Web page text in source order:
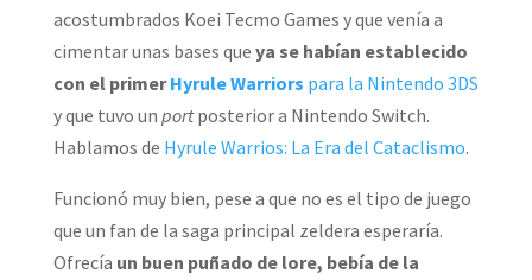
acostumbrados Koei Tecmo Games y que venía a
cimentar unas bases que ya se habían establecido
con el primerHyrule Warriors para la Nintendo 3DS
y que tuvo un portposterior a Nintendo Switch.
Hablamos de Hyrule Warrios: La Era del Cataclismo.
Funcionó muy bien, pese a que no es el tipo de juego
que un fan de la saga principal zeldera esperaría.
Ofrecía un buen puñado de lore, bebía de la